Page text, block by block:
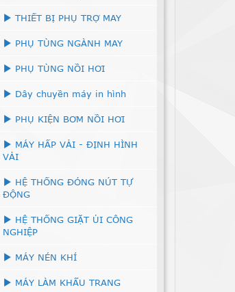
THIẾT BỊ PHỤ TRỢ MAY
PHỤ TÙNG NGÀNH MAY
PHỤ TÙNG NỒI HƠI
Dây chuyền máy in hình
PHỤ KIỆN BƠM NỒI HƠI
MÁY HẤP VẢI - ĐỊNH HÌNH
VẢI
HỆ THỐNG ĐÓNG NÚT TỰ
ĐỘNG
HỆ THỐNG GIẶT ỦI CÔNG
NGHIỆP
MÁY NÉN KHÍ
MÁY LÀM KHẨU TRANG